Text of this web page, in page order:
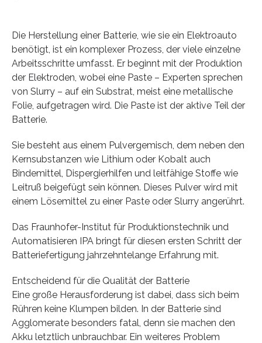
Die Herstellung einer Batterie, wie sie ein Elektroauto
benötigt, ist ein komplexer Prozess, der viele einzelne
Arbeitsschritte umfasst. Er beginnt mit der Produktion
der Elektroden, wobei eine Paste – Experten sprechen
von Slurry – auf ein Substrat, meist eine metallische
Folie, aufgetragen wird. Die Paste ist der aktive Teil der
Batterie.
Sie besteht aus einem Pulvergemisch, dem neben den
Kernsubstanzen wie Lithium oder Kobalt auch
Bindemittel, Dispergierhilfen und leitfähige Stoffe wie
Leitruß beigefügt sein können. Dieses Pulver wird mit
einem Lösemittel zu einer Paste oder Slurry angerührt.
Das Fraunhofer-Institut für Produktionstechnik und
Automatisieren IPA bringt für diesen ersten Schritt der
Batteriefertigung jahrzehntelange Erfahrung mit.
Entscheidend für die Qualität der Batterie
Eine große Herausforderung ist dabei, dass sich beim
Rühren keine Klumpen bilden. In der Batterie sind
Agglomerate besonders fatal, denn sie machen den
Akku letztlich unbrauchbar. Ein weiteres Problem